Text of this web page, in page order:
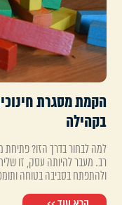
הקמת מסגרת
בקהילה
למה לבחור בדרך הזו?
רב. מעבר להיותה עסק, זו
ולהתפתח בסביבה בטוחה